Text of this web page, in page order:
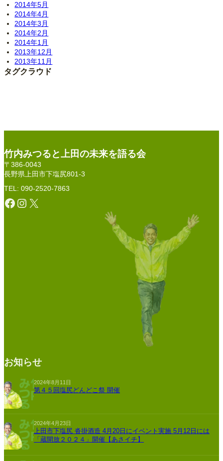
2014年5月
2014年4月
2014年3月
2014年2月
2014年1月
2013年12月
2013年11月
タグクラウド
竹内みつると上田の未来を語る会
〒386-0043
長野県上田市下塩尻801-3
TEL: 090-2520-7863
Facebook Instagram X
お知らせ
2024年8月11日
第４５回塩尻どんどこ祭 開催
2024年4月23日
上田市下塩尻 沓掛酒造 4月20日にイベント実施 5月12日には
「蔵開放２０２４」開催【あさイチ】